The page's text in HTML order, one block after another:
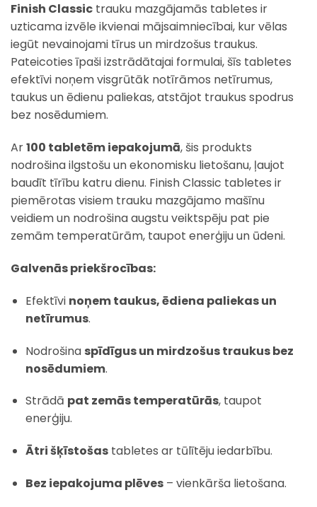
Finish Classic trauku mazgājamās tabletes ir
uzticama izvēle ikvienai mājsaimniecībai, kur vēlas
iegūt nevainojami tīrus un mirdzošus traukus.
Pateicoties īpaši izstrādātajai formulai, šīs tabletes
efektīvi noņem visgrūtāk notīrāmos netīrumus,
taukus un ēdienu paliekas, atstājot traukus spodrus
bez nosēdumiem.
Ar100 tabletēm iepakojumā, šis produkts
nodrošina ilgstošu un ekonomisku lietošanu, ļaujot
baudīt tīrību katru dienu. Finish Classic tabletes ir
piemērotas visiem trauku mazgājamo mašīnu
veidiem un nodrošina augstu veiktspēju pat pie
zemām temperatūrām, taupot enerģiju un ūdeni.
Galvenās priekšrocības:
Efektīvi noņem taukus, ēdiena paliekas un
netīrumus.
Nodrošina spīdīgus un mirdzošus traukus bez
nosēdumiem.
Strādā pat zemās temperatūrās, taupot
enerģiju.
Ātri šķīstošastabletes ar tūlītēju iedarbību.
Bez iepakojuma plēves– vienkārša lietošana.